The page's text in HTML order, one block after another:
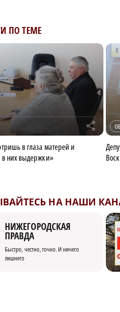
ПО ТЕМЕ
r
в глаза матерей и
них выдержки»
НА НАШИ
НИЖЕГОРОДСКАЯ
ПРАВДА
Быстро, честно, точно. И ничего
лишнего